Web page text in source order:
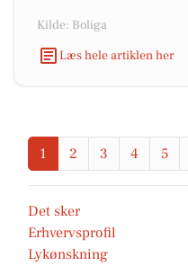
Kilde: Boliga
Læs hele artiklen her
1 2 3 4 5
Det sker
Erhvervsprofil
Lykønskning